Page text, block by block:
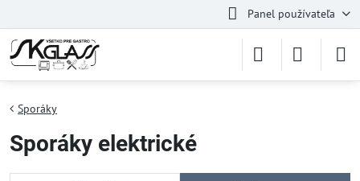
Panel používateľa
Sporáky
Sporáky elektrické